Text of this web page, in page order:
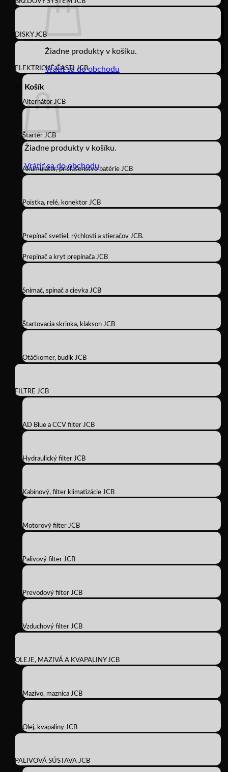
Žiadne produkty v košíku.
Vrátiť sa do obchodu
Košík
Žiadne produkty v košíku.
Vrátiť sa do obchodu
DISKY JCB
ELEKTRICKÉ ČASTI JCB
Alternátor JCB
Štartér JCB
Akumulátor, príslušenstvo batérie JCB
Poistka, relé, konektor JCB
Prepínač svetiel, rýchlosti a stieračov JCB.
Prepínač a kryt prepínača JCB
Snímač, spínač a cievka JCB
Štartovacia skrinka, klakson JCB
Otáčkomer, budík JCB
FILTRE JCB
AD Blue a CCV filter JCB
Hydraulický filter JCB
Kabínový, filter klimatizácie JCB
Motorový filter JCB
Palivový filter JCB
Prevodový filter JCB
Vzduchový filter JCB
OLEJE, MAZIVÁ A KVAPALINY JCB
Mazivo, maznica JCB
Olej, kvapaliny JCB
PALIVOVÁ SÚSTAVA JCB